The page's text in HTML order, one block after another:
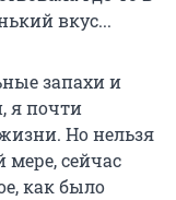
вкус...
запахи и
я почти
Но нельзя
мере, сейчас
как было